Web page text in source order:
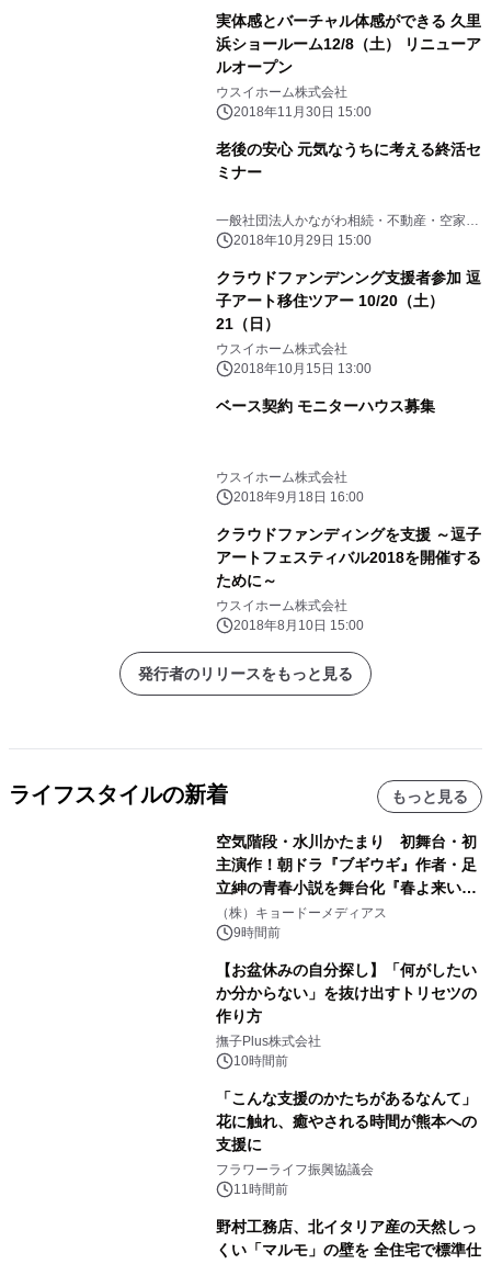
実体感とバーチャル体感ができる 久里
浜ショールーム12/8（土） リニューア
ルオープン
ウスイホーム株式会社
2018年11月30日 15:00
老後の安心 元気なうちに考える終活セ
ミナー
一般社団法人かながわ相続・不動産・空家相
談センター
2018年10月29日 15:00
クラウドファンデンング支援者参加 逗
子アート移住ツアー 10/20（土）
21（日）
ウスイホーム株式会社
2018年10月15日 13:00
ベース契約 モニターハウス募集
ウスイホーム株式会社
2018年9月18日 16:00
クラウドファンディングを支援 ～逗子
アートフェスティバル2018を開催する
ために～
ウスイホーム株式会社
2018年8月10日 15:00
発行者のリリースをもっと見る
ライフスタイルの新着 もっと見る
空気階段・水川かたまり 初舞台・初
主演作！朝ドラ『ブギウギ』作者・足
立紳の青春小説を舞台化『春よ来い、
マジで来い』キービジュアル解禁！
（株）キョードーメディアス
9時間前
【お盆休みの自分探し】「何がしたい
か分からない」を抜け出すトリセツの
作り方
撫子Plus株式会社
10時間前
「こんな支援のかたちがあるなんて」
花に触れ、癒やされる時間が熊本への
支援に
フラワーライフ振興協議会
11時間前
野村工務店、北イタリア産の天然しっ
くい「マルモ」の壁を 全住宅で標準仕